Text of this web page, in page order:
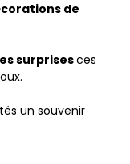
de
surprisesces
un souvenir